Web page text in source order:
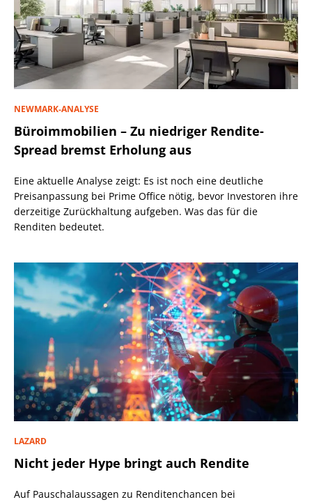
NEWMARK-ANALYSE
Büroimmobilien – Zu niedriger Rendite-
Spread bremst Erholung aus
Eine aktuelle Analyse zeigt: Es ist noch eine deutliche
Preisanpassung bei Prime Office nötig, bevor Investoren ihre
derzeitige Zurückhaltung aufgeben. Was das für die
Renditen bedeutet.
LAZARD
Nicht jeder Hype bringt auch Rendite
Auf Pauschalaussagen zu Renditenchancen bei